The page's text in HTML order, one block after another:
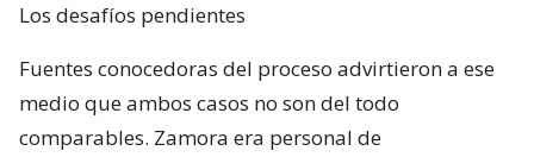
Los desafíos pendientes
Fuentes conocedoras del proceso advirtieron a ese
medio que ambos casos no son del todo
comparables. Zamora era personal de